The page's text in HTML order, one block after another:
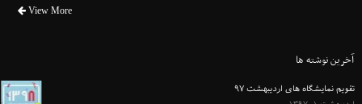
View More
آخرین نوشته ها